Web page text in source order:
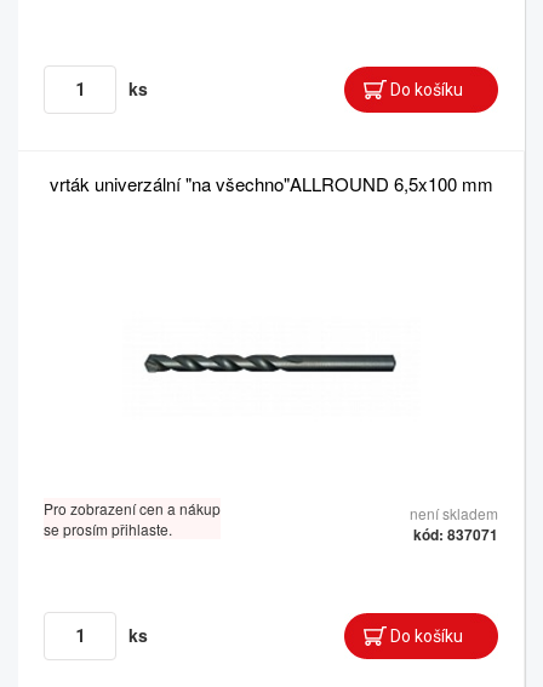
ks
vrták univerzální "na všechno"ALLROUND 6,5x100 mm
Pro zobrazení cen a nákup
se prosím přihlaste.
není skladem
kód: 837071
ks